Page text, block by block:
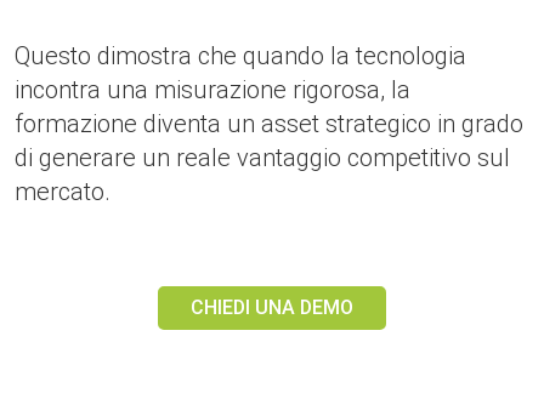
Questo dimostra che quando la tecnologia
incontra una misurazione rigorosa, la
formazione diventa un asset strategico in grado
di generare un reale vantaggio competitivo sul
mercato.
CHIEDI UNA DEMO